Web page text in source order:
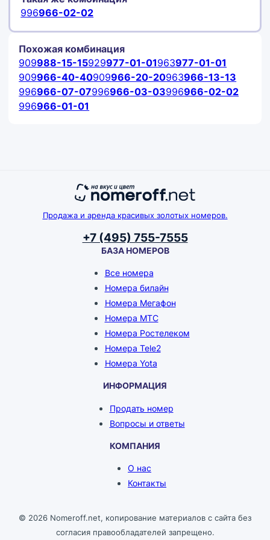
996966-02-02
Похожая комбинация
909988-15-15929977-01-01963977-01-01
909966-40-40909966-20-20963966-13-13
996966-07-07996966-03-03996966-02-02
996966-01-01
Продажа и аренда красивых золотых номеров.
+7 (495) 755-7555
БАЗА НОМЕРОВ
Все номера
Номера билайн
Номера Мегафон
Номера МТС
Номера Ростелеком
Номера Tele2
Номера Yota
ИНФОРМАЦИЯ
Продать номер
Вопросы и ответы
КОМПАНИЯ
О нас
Контакты
© 2026 Nomeroff.net, копирование материалов с сайта без
согласия правообладателей запрещено.